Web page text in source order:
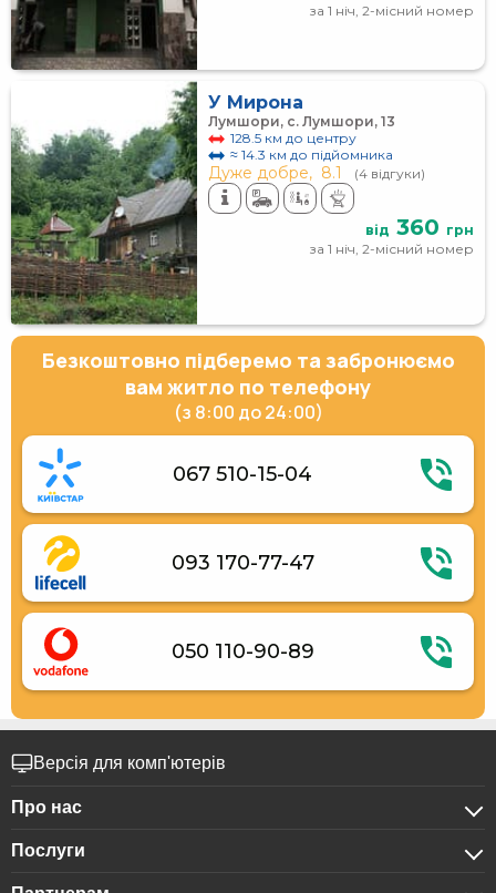
за 1 ніч, 2-місний номер
У Мирона
Лумшори, с. Лумшори, 13
128.5 км до центру
≈ 14.3 км до підйомника
Дуже добре, 8.1 (4 відгуки)
від 360 грн
за 1 ніч, 2-місний номер
Безкоштовно підберемо та забронюємо
вам житло по телефону
(з 8:00 до 24:00)
067 510-15-04
093 170-77-47
050 110-90-89
Версія для комп'ютерів
Про нас
Про компанію
Послуги